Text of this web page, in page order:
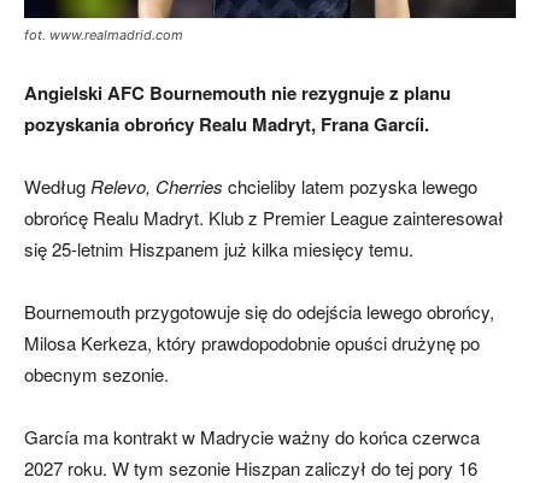
fot. www.realmadrid.com
Angielski AFC Bournemouth nie rezygnuje z planu
pozyskania obrońcy Realu Madryt, Frana Garcíi.
WedługRelevo, Cherries chcieliby latem pozyska lewego
obrońcę Realu Madryt. Klub z Premier League zainteresował
się 25-letnim Hiszpanem już kilka miesięcy temu.
Bournemouth przygotowuje się do odejścia lewego obrońcy,
Milosa Kerkeza, który prawdopodobnie opuści drużynę po
obecnym sezonie.
García ma kontrakt w Madrycie ważny do końca czerwca
2027 roku. W tym sezonie Hiszpan zaliczył do tej pory 16